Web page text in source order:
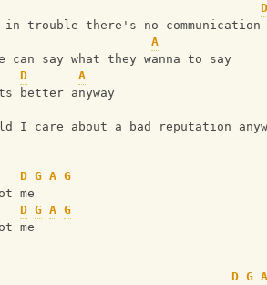
D
in trouble there's no communication
A
can say what they wanna to say
D
A
better anyway
I care about a bad reputation
D G A G
me
D G A G
me
D G A